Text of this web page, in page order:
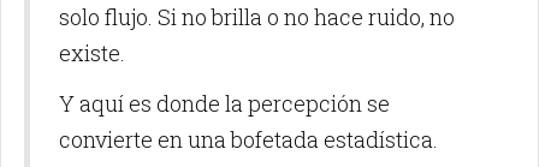
solo flujo. Si no brilla o no hace ruido, no
existe.
Y aquí es donde la percepción se
convierte en una bofetada estadística.